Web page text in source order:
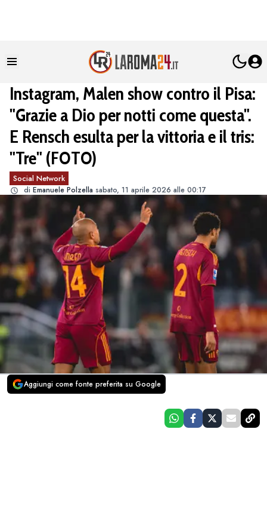
Instagram, Malen show contro il Pisa:
"Grazie a Dio per notti come questa".
E Rensch esulta per la vittoria e il tris:
"Tre" (FOTO)
Social Network
di Emanuele Polzella sabato, 11 aprile 2026 alle 00:17
Aggiungi come fonte preferita su Google